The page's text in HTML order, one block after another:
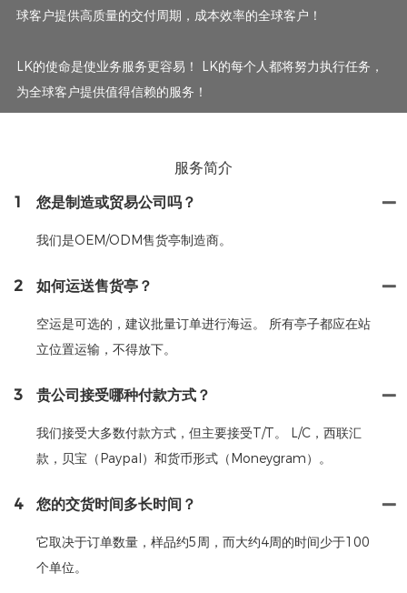
球客户提供高质量的交付周期，成本效率的全球客户！
LK的使命是使业务服务更容易！ LK的每个人都将努力执行任务，
为全球客户提供值得信赖的服务！
服务简介
1
您是制造或贸易公司吗？
我们是OEM/ODM售货亭制造商。
2 如何运送售货亭？
空运是可选的，建议批量订单进行海运。 所有亭子都应在站
立位置运输，不得放下。
3 贵公司接受哪种付款方式？
我们接受大多数付款方式，但主要接受T/T。 L/C，西联汇
款，贝宝（Paypal）和货币形式（Moneygram）。
4 您的交货时间多长时间？
它取决于订单数量，样品约5周，而大约4周的时间少于100
个单位。